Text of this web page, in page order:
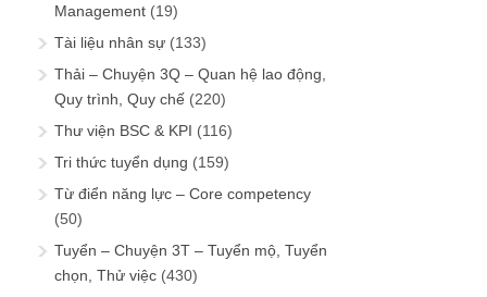
Management (19)
Tài liệu nhân sự (133)
Thải – Chuyện 3Q – Quan hệ lao động,
Quy trình, Quy chế (220)
Thư viện BSC & KPI (116)
Tri thức tuyển dụng (159)
Từ điển năng lực – Core competency
(50)
Tuyển – Chuyện 3T – Tuyển mộ, Tuyển
chọn, Thử việc (430)